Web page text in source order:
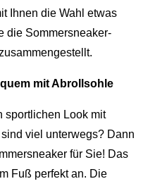
Ihnen die Wahl etwas
die Sommersneaker-
mit Abrollsohle
sportlichen Look mit
viel unterwegs? Dann
für Sie! Das
Fuß perfekt an. Die